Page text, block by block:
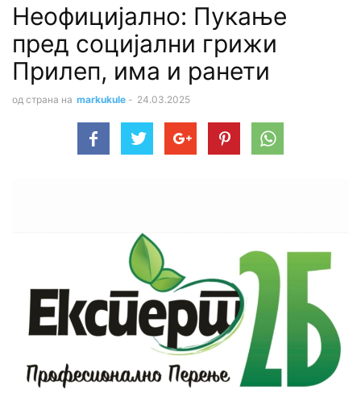
Неофицијално: Пукање
пред социјални грижи
Прилеп, има и ранети
од страна на markukule - 24.03.2025